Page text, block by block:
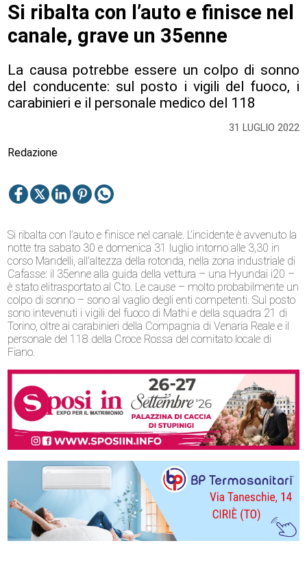
31 LUGLIO 2022
Si ribalta con l’auto e finisce nel
canale, grave un 35enne
La causa potrebbe essere un colpo di sonno
del conducente: sul posto i vigili del fuoco, i
carabinieri e il personale medico del 118
Redazione
Si ribalta con l’auto e finisce nel canale. L’incidente è avvenuto la
notte tra sabato 30 e domenica 31 luglio intorno alle 3,30 in
corso Mandelli, all’altezza della rotonda, nella zona industriale di
Cafasse: il 35enne alla guida della vettura – una Hyundai i20 –
è stato elitrasportato al Cto. Le cause – molto probabilmente un
colpo di sonno – sono al vaglio degli enti competenti. Sul posto
sono intevenuti i vigili del fuoco di Mathi e della squadra 21 di
Torino, oltre ai carabinieri della Compagnia di Venaria Reale e il
personale del 118 della Croce Rossa del comitato locale di
Fiano.